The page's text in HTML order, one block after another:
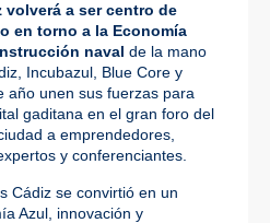
volverá a ser centro de
en torno a la Economía
naval de la mano
Incubazul, Blue Core y
año unen sus fuerzas para
gaditana en el gran foro del
a emprendedores,
y conferenciantes.
Cádiz se convirtió en un
Azul, innovación y